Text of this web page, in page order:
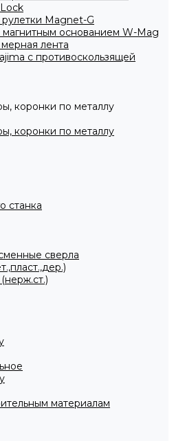
Magnet-G
основанием W-Mag
лента
с противоскользящей
коронки по металлу
коронки по металлу
станка
сверла
материалам